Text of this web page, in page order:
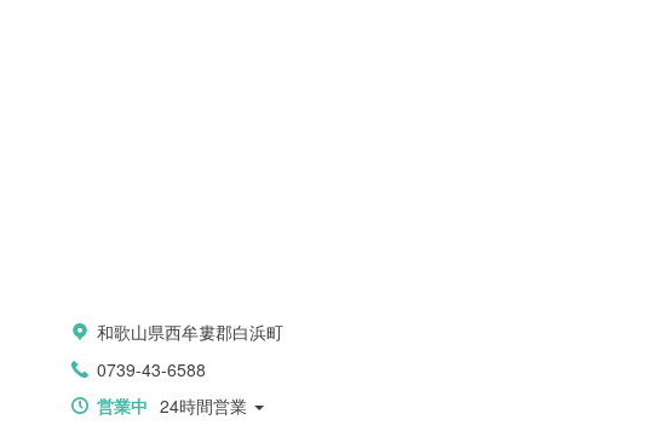
和歌山県西牟婁郡白浜町
0739-43-6588
営業中 24時間営業